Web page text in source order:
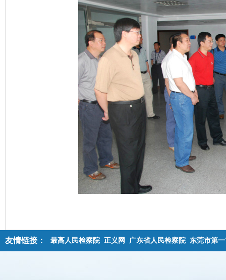
友情链接： 最高人民检察院 正义网 广东省人民检察院 东莞市第